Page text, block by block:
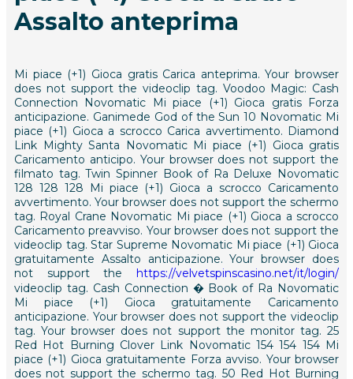
Assalto anteprima
Mi piace (+1) Gioca gratis Carica anteprima. Your browser
does not support the videoclip tag. Voodoo Magic: Cash
Connection Novomatic Mi piace (+1) Gioca gratis Forza
anticipazione. Ganimede God of the Sun 10 Novomatic Mi
piace (+1) Gioca a scrocco Carica avvertimento. Diamond
Link Mighty Santa Novomatic Mi piace (+1) Gioca gratis
Caricamento anticipo. Your browser does not support the
filmato tag. Twin Spinner Book of Ra Deluxe Novomatic
128 128 128 Mi piace (+1) Gioca a scrocco Caricamento
avvertimento. Your browser does not support the schermo
tag. Royal Crane Novomatic Mi piace (+1) Gioca a scrocco
Caricamento preavviso. Your browser does not support the
videoclip tag. Star Supreme Novomatic Mi piace (+1) Gioca
gratuitamente Assalto anticipazione. Your browser does
not support the https://velvetspinscasino.net/it/login/
videoclip tag. Cash Connection � Book of Ra Novomatic
Mi piace (+1) Gioca gratuitamente Caricamento
anticipazione. Your browser does not support the videoclip
tag. Your browser does not support the monitor tag. 25
Red Hot Burning Clover Link Novomatic 154 154 154 Mi
piace (+1) Gioca gratuitamente Forza avviso. Your browser
does not support the schermo tag. 50 Red Hot Burning